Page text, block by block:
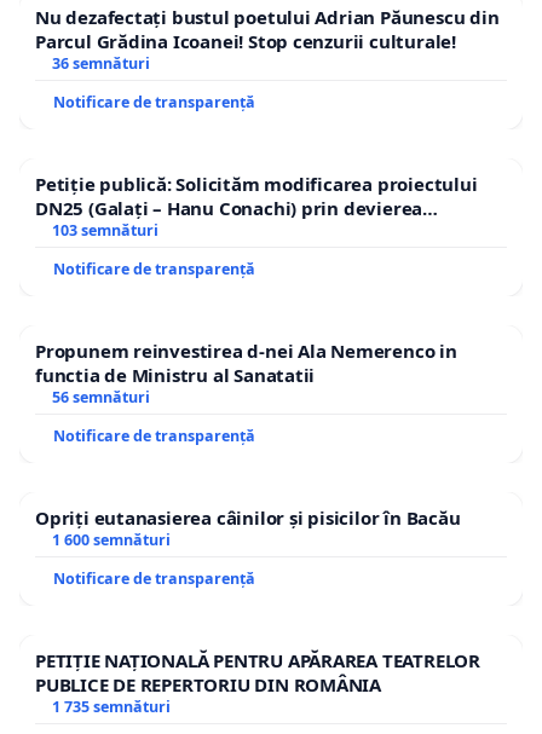
Nu dezafectați bustul poetului Adrian Păunescu din
Parcul Grădina Icoanei! Stop cenzurii culturale!
36 semnături
Notificare de transparență
Petiție publică: Solicităm modificarea proiectului
DN25 (Galați – Hanu Conachi) prin devierea
traseului în afara localităților!
103 semnături
Notificare de transparență
Propunem reinvestirea d-nei Ala Nemerenco in
functia de Ministru al Sanatatii
56 semnături
Notificare de transparență
Opriți eutanasierea câinilor și pisicilor în Bacău
1 600 semnături
Notificare de transparență
PETIȚIE NAȚIONALĂ PENTRU APĂRAREA TEATRELOR
PUBLICE DE REPERTORIU DIN ROMÂNIA
1 735 semnături